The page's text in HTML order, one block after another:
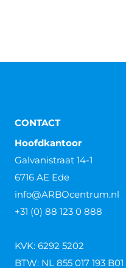
CONTACT
Hoofdkantoor
Galvanistraat 14-1
6716 AE Ede
info@ARBOcentrum.nl
+31 (0) 88 123 0 888
KVK: 6292 5202
BTW: NL 855 017 193 B01